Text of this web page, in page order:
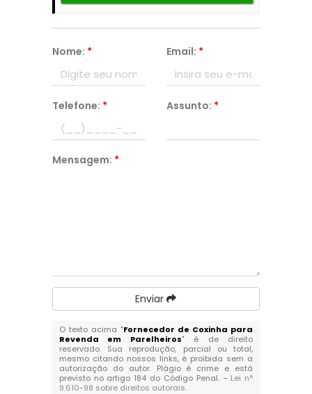
Nome: * Email: *
Telefone: * Assunto: *
Mensagem: *
Enviar
O texto acima "Fornecedor de Coxinha para
Revenda em Parelheiros" é de direito
reservado. Sua reprodução, parcial ou total,
mesmo citando nossos links, é proibida sem a
autorização do autor. Plágio é crime e está
previsto no artigo 184 do Código Penal. – Lei n°
9.610-98 sobre direitos autorais.